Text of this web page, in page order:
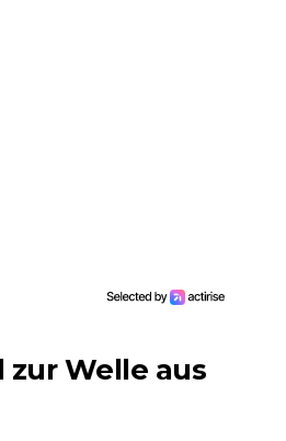
zur Welle aus